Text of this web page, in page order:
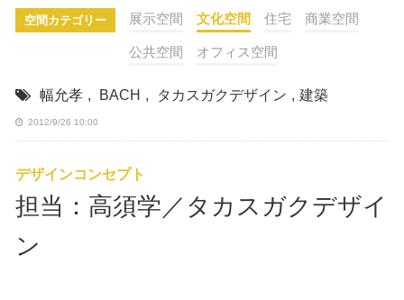
空間カテゴリー 展示空間 文化空間 住宅 商業空間
公共空間 オフィス空間
幅允孝 , BACH , タカスガクデザイン , 建築
2012/9/26 10:00
デザインコンセプト
担当：高須学／タカスガクデザイ
ン